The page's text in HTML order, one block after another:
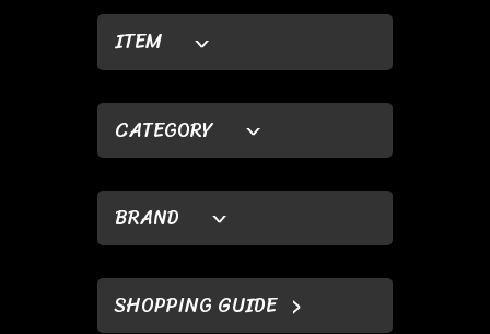
ITEM
CATEGORY
BRAND
SHOPPING GUIDE